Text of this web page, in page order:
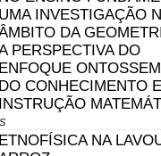
UMA INVESTIGAÇÃO
DA
PERSPECTIVA DO
ENFOQUE
DO CONHECIMENTO
INSTRUÇÃO
ETNOFÍSICA NA